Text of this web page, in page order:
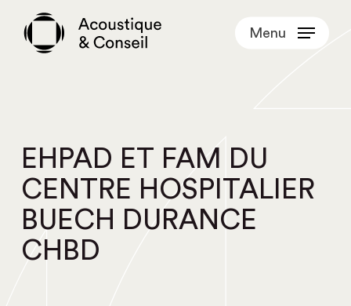
Menu
EHPAD ET FAM DU
CENTRE HOSPITALIER
BUECH DURANCE
CHBD